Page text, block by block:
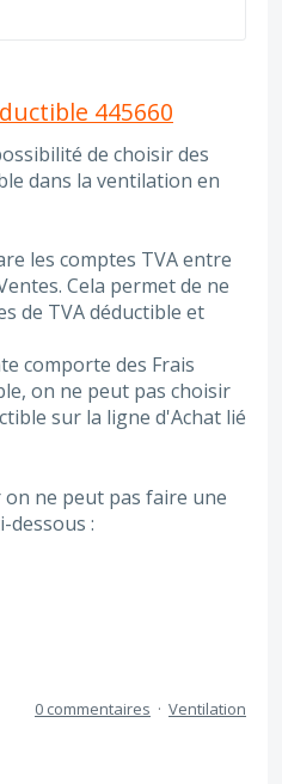
445660
de choisir des
dans la ventilation en
les comptes TVA entre
Cela permet de ne
de TVA déductible et
comporte des Frais
on ne peut pas choisir
sur la ligne d'Achat lié
ne peut pas faire une
dessous :
0 commentaires · Ventilation